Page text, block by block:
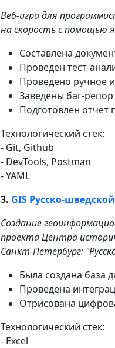
Веб-игра для
на скорость с помощью
Составлена
Проведен тест-
Проведено ручное
Заведены баг-
Подготовлен отчет
Технологический стек:
- Git, Github
- DevTools, Postman
- YAML
3. GIS Русско-
Создание
проекта Центра
Санкт-Петербург:
Была создана база
Проведена
Отрисована
Технологический стек:
- Excel